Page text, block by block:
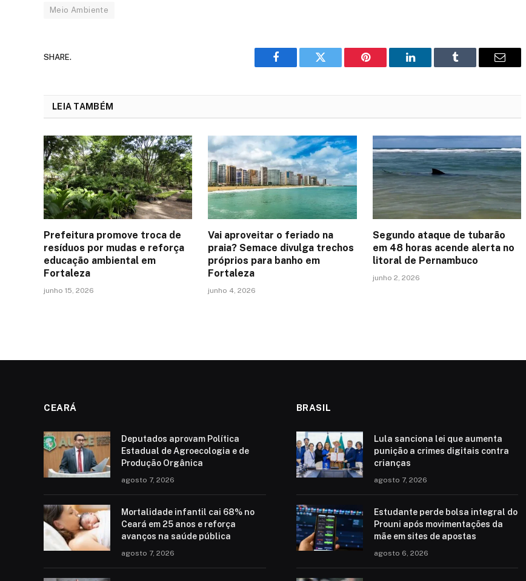
Meio Ambiente
SHARE.
Facebook Twitter Pinterest LinkedIn Tumblr Email
LEIA TAMBÉM
Prefeitura promove troca de
resíduos por mudas e reforça
educação ambiental em
Fortaleza
junho 15, 2026
Vai aproveitar o feriado na
praia? Semace divulga trechos
próprios para banho em
Fortaleza
junho 4, 2026
Segundo ataque de tubarão
em 48 horas acende alerta no
litoral de Pernambuco
junho 2, 2026
CEARÁ
Deputados aprovam Política
Estadual de Agroecologia e de
Produção Orgânica
agosto 7, 2026
Mortalidade infantil cai 68% no
Ceará em 25 anos e reforça
avanços na saúde pública
agosto 7, 2026
BRASIL
Lula sanciona lei que aumenta
punição a crimes digitais contra
crianças
agosto 7, 2026
Estudante perde bolsa integral do
Prouni após movimentações da
mãe em sites de apostas
agosto 6, 2026